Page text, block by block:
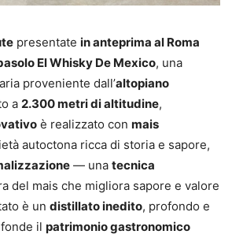
presentate in anteprima al Roma
El Whisky De Mexico, una
proveniente dall’altopiano
a 2.300 metri di altitudine,
è realizzato con mais
autoctona ricca di storia e sapore,
— una tecnica
del mais che migliora sapore e valore
è un distillato inedito, profondo e
il patrimonio gastronomico